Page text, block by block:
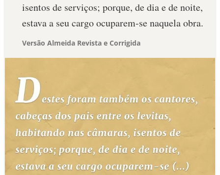
isentos de serviços; porque, de dia e de noite,
estava a seu cargo ocuparem-se naquela obra.
Versão Almeida Revista e Corrigida